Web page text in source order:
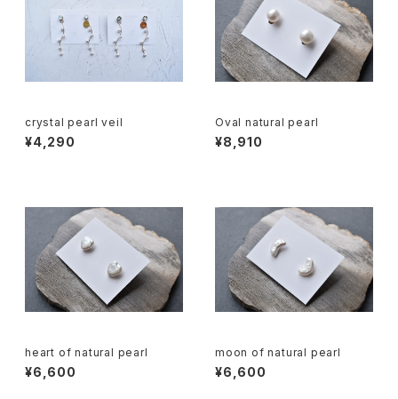
crystal pearl veil
¥4,290
Oval natural pearl
¥8,910
heart of natural pearl
¥6,600
moon of natural pearl
¥6,600